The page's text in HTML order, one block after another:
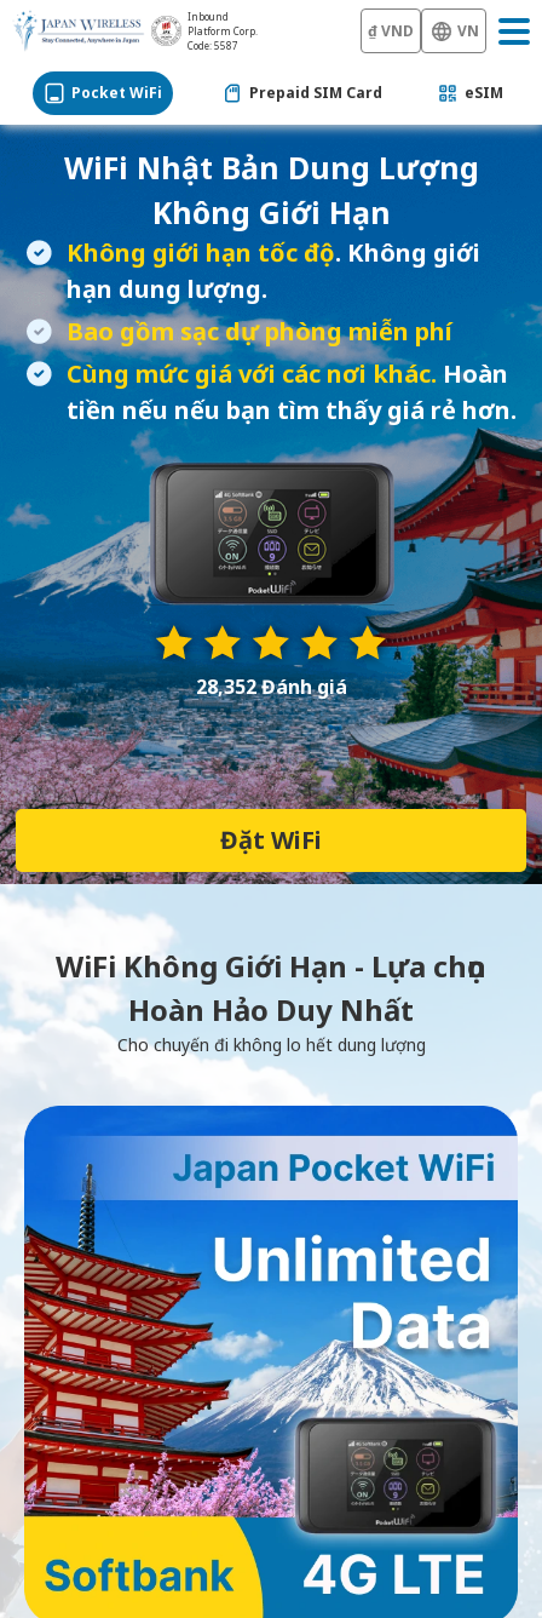
Inbound
Platform Corp.
Code: 5587
₫ VND VN
Pocket WiFi Prepaid SIM Card eSIM
WiFi Nhật Bản Dung Lượng
Không Giới Hạn
Không giới hạn tốc độ. Không giới
hạn dung lượng.
Bao gồm sạc dự phòng miễn phí
Cùng mức giá với các nơi khác. Hoàn
tiền nếu nếu bạn tìm thấy giá rẻ hơn.
28,352 Đánh giá
Đặt WiFi
WiFi Không Giới Hạn - Lựa chọn
Hoàn Hảo Duy Nhất
Cho chuyến đi không lo hết dung lượng